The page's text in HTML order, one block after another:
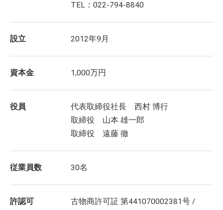
TEL：022-794-8840
設立 2012年9月
資本金 1,000万円
役員
代表取締役社長 西村 博行
取締役 山本 雄一郎
取締役 遠藤 徹
従業員数 30名
許認可
古物商許可証 第441070002381号 /